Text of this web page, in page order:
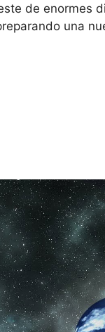
de enormes
una